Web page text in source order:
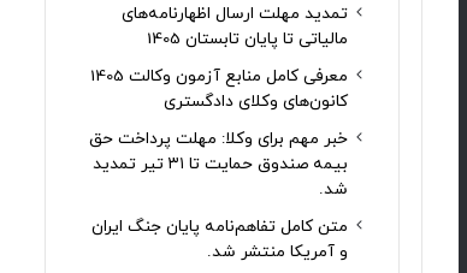
تمدید مهلت ارسال اظهارنامه‌های
مالیاتی تا پایان تابستان 1405
معرفی کامل منابع آزمون وکالت 1405
کانون‌های وکلای دادگستری
خبر مهم برای وکلا: مهلت پرداخت حق
بیمه صندوق حمایت تا ۳۱ تیر تمدید
شد.
متن کامل تفاهم‌نامه پایان جنگ ایران
و آمریکا منتشر شد.